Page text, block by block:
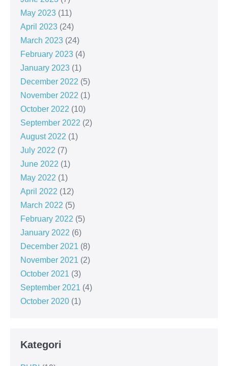
May 2023 (11)
April 2023 (24)
March 2023 (24)
February 2023 (4)
January 2023 (1)
December 2022 (5)
November 2022 (1)
October 2022 (10)
September 2022 (2)
August 2022 (1)
July 2022 (7)
June 2022 (1)
May 2022 (1)
April 2022 (12)
March 2022 (5)
February 2022 (5)
January 2022 (6)
December 2021 (8)
November 2021 (2)
October 2021 (3)
September 2021 (4)
October 2020 (1)
Kategori